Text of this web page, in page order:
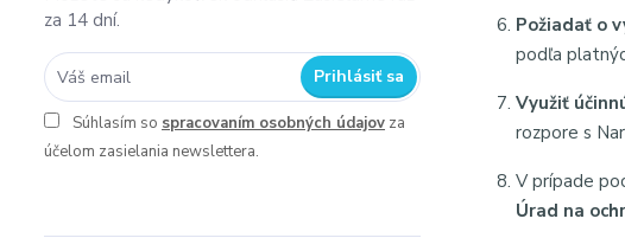
za 14 dní.
Prihlásiť sa
Súhlasím so spracovaním osobných údajov za
účelom zasielania newslettera.
Požiadať o
podľa
Využiť
rozpore s
V prípade
Úrad na